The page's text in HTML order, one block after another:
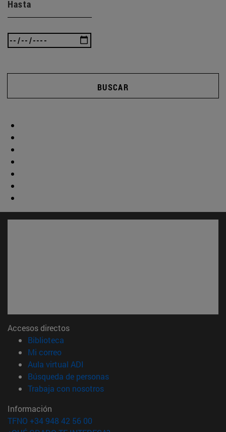
Hasta
BUSCAR
Accesos directos
Biblioteca
Mi correo(abre en nueva ventana)
Aula virtual ADI
Búsqueda de personas(abre en nueva ventana)
Trabaja con nosotros(abre en nueva ventana)
Información
TFNO +34 948 42 56 00